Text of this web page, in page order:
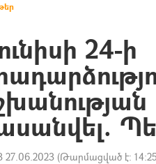
24-ի
27.06.2023 (Թարմացված է: